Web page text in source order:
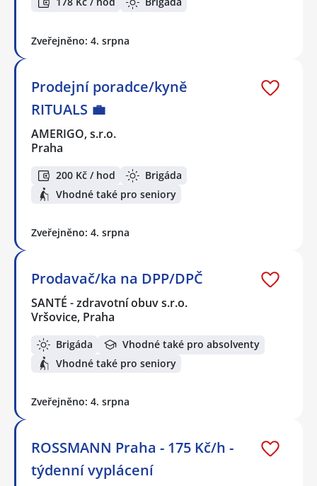
Zveřejněno: 4. srpna
Prodejní poradce/kyně
RITUALS 💼
AMERIGO, s.r.o.
Praha
200 Kč / hod
Brigáda
Vhodné také pro seniory
Zveřejněno: 4. srpna
Prodavač/ka na DPP/DPČ
SANTÉ - zdravotní obuv s.r.o.
Vršovice, Praha
Brigáda
Vhodné také pro absolventy
Vhodné také pro seniory
Zveřejněno: 4. srpna
ROSSMANN Praha - 175 Kč/h -
týdenní vyplácení